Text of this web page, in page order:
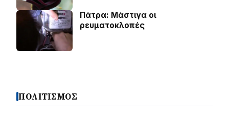
Πάτρα: Μάστιγα οι
ρευµατοκλοπές
ΠΟΛΙΤΙΣΜΟΣ